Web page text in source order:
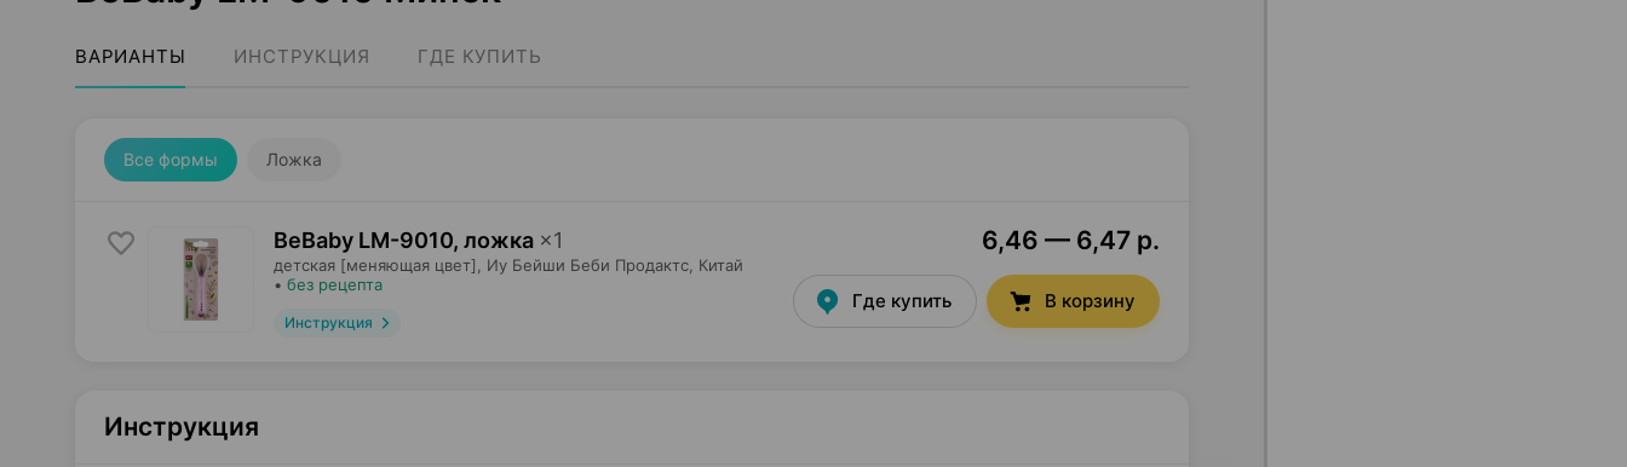
ВАРИАНТЫ ИНСТРУКЦИЯ ГДЕ КУПИТЬ
Все формы Ложка
BeBaby LM-9010, ложка ×1
детская [меняющая цвет], Иу Бейши Беби Продактс , Китай
• без рецепта
Инструкция
6,46 — 6,47 р.
Где купить В корзину
Инструкция